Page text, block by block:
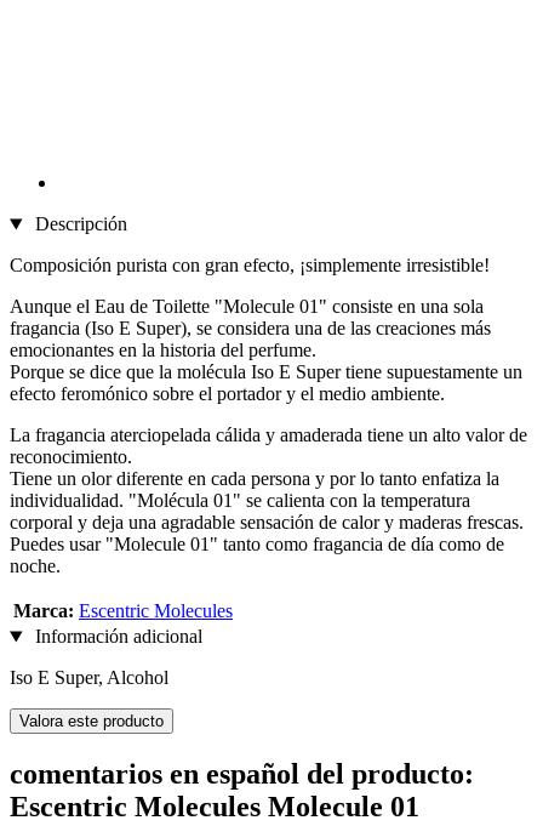
Descripción
Composición purista con gran efecto, ¡simplemente irresistible!
Aunque el Eau de Toilette "Molecule 01" consiste en una sola
fragancia (Iso E Super), se considera una de las creaciones más
emocionantes en la historia del perfume.
Porque se dice que la molécula Iso E Super tiene supuestamente un
efecto feromónico sobre el portador y el medio ambiente.
La fragancia aterciopelada cálida y amaderada tiene un alto valor de
reconocimiento.
Tiene un olor diferente en cada persona y por lo tanto enfatiza la
individualidad. "Molécula 01" se calienta con la temperatura
corporal y deja una agradable sensación de calor y maderas frescas.
Puedes usar "Molecule 01" tanto como fragancia de día como de
noche.
Marca: Escentric Molecules
Información adicional
Iso E Super, Alcohol
Valora este producto
comentarios en español del producto:
Escentric Molecules Molecule 01